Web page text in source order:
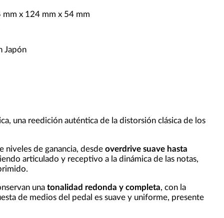
mm x 124 mm x 54 mm
Japón
una reedición auténtica de la distorsión clásica de los
niveles de ganancia, desde overdrive suave hasta
articulado y receptivo a la dinámica de las notas,
una tonalidad redonda y completa, con la
de medios del pedal es suave y uniforme, presente